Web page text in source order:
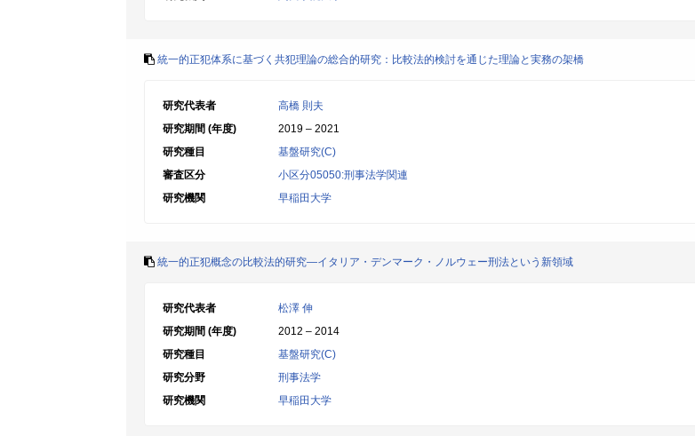
統一的正犯体系に基づく共犯理論の総合的研究：比較法的検討を通じた理論と実務の架橋
研究代表者
高橋 則夫
研究期間 (年度)
2019 – 2021
研究種目
基盤研究(C)
審査区分
小区分05050:刑事法学関連
研究機関
早稲田大学
統一的正犯概念の比較法的研究―イタリア・デンマーク・ノルウェー刑法という新領域
研究代表者
松澤 伸
研究期間 (年度)
2012 – 2014
研究種目
基盤研究(C)
研究分野
刑事法学
研究機関
早稲田大学